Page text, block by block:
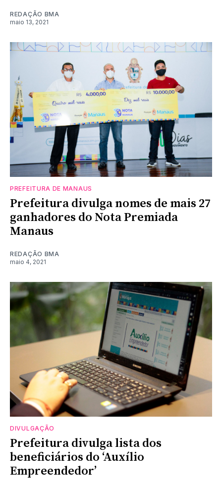
REDAÇÃO BMA
maio 13, 2021
PREFEITURA DE MANAUS
Prefeitura divulga nomes de mais 27
ganhadores do Nota Premiada
Manaus
REDAÇÃO BMA
maio 4, 2021
DIVULGAÇÃO
Prefeitura divulga lista dos
beneficiários do ‘Auxílio
Empreendedor’